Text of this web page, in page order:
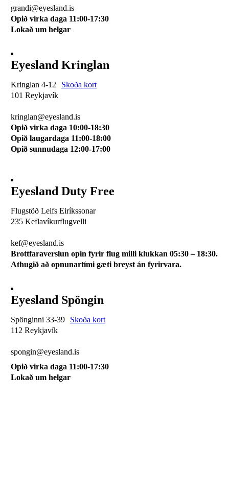
grandi@eyesland.is
Opið virka daga 11:00-17:30
Lokað um helgar
Eyesland Kringlan
Kringlan 4-12
Skoða kort
101 Reykjavík
kringlan@eyesland.is
Opið virka daga 10:00-18:30
Opið laugardaga 11:00-18:00
Opið sunnudaga 12:00-17:00
Eyesland Duty Free
Flugstöð Leifs Eiríkssonar
235 Keflavíkurflugvelli
kef@eyesland.is
Brottfaraverslun opin fyrir flug milli klukkan 05:30 – 18:30.
Athugið að opnunartími gæti breyst án fyrirvara.
Eyesland Spöngin
Spönginni 33-39
Skoða kort
112 Reykjavík
spongin@eyesland.is
Opið virka daga 11:00-17:30
Lokað um helgar